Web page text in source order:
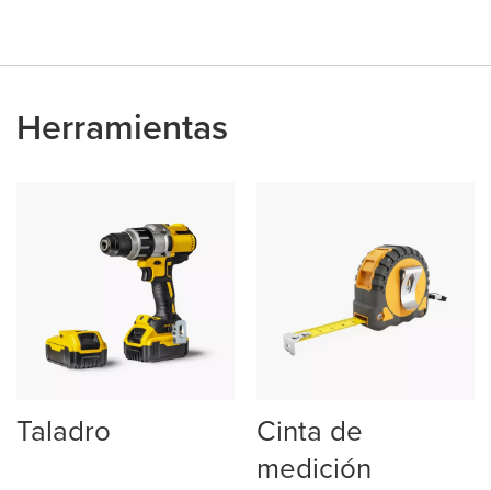
Herramientas
Taladro
Cinta de
medición